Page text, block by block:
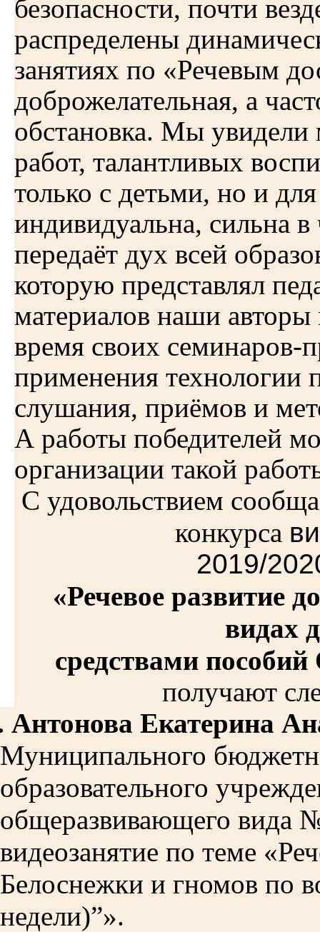
безопасности, почти
распределены
занятиях по «Речевым
доброжелательная, а
обстановка. Мы
работ, талантливых
только с детьми, но и
индивидуальна, сильна
передаёт дух всей
которую представлял
материалов наши авторы
время своих семинаров-
применения технологии
слушания, приёмов и
А работы победителей
организации такой
С удовольствием
конкурса
2019/
«Речевое развитие
видах
средствами
получают
Антонова Екатерина
Муниципального
образовательного
общеразвивающего вида
видеозанятие по теме
Белоснежки и гномов по
недели)”».